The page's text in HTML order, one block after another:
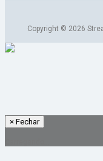
Copyright © 2026
× Fechar